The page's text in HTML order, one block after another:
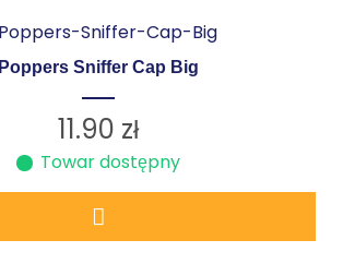
Poppers Sniffer Cap Big
11.90 zł
Towar dostępny